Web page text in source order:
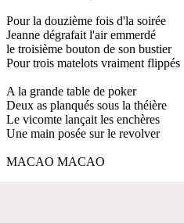
Pour la douzième fois d'la soirée
Jeanne dégrafait l'air emmerdé
le troisième bouton de son bustier
Pour trois matelots vraiment flippés
A la grande table de poker
Deux as planqués sous la théière
Le vicomte lançait les enchères
Une main posée sur le revolver
MACAO MACAO